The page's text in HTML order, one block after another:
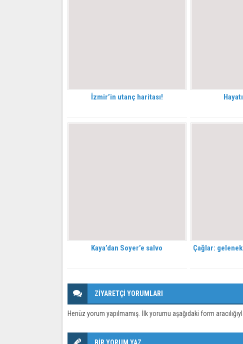
İzmir’in utanç haritası!
Kaya’dan Soyer’e salvo Çağlar:
ZİYARETÇİ YORUMLARI
Henüz yorum yapılmamış. İlk yorumu aşağıdaki form